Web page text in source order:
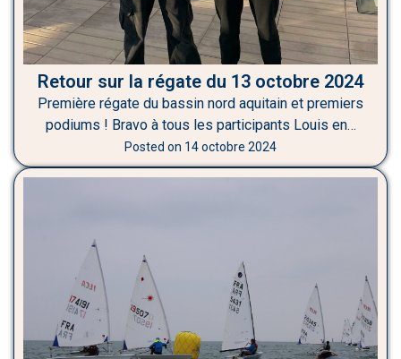
Retour sur la régate du 13 octobre 2024
Première régate du bassin nord aquitain et premiers
podiums ! Bravo à tous les participants Louis en…
Posted on 14 octobre 2024